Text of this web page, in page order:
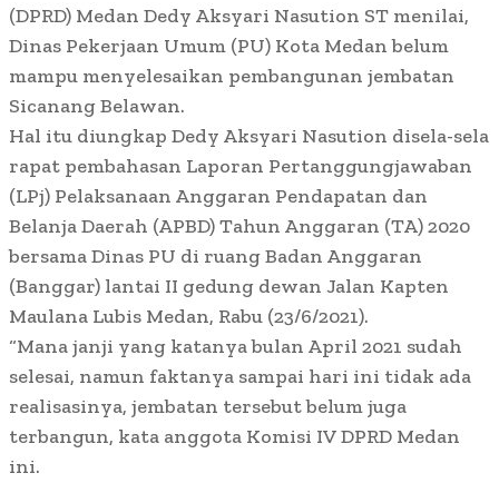
(DPRD) Medan Dedy Aksyari Nasution ST menilai,
Dinas Pekerjaan Umum (PU) Kota Medan belum
mampu menyelesaikan pembangunan jembatan
Sicanang Belawan.
Hal itu diungkap Dedy Aksyari Nasution disela-sela
rapat pembahasan Laporan Pertanggungjawaban
(LPj) Pelaksanaan Anggaran Pendapatan dan
Belanja Daerah (APBD) Tahun Anggaran (TA) 2020
bersama Dinas PU di ruang Badan Anggaran
(Banggar) lantai II gedung dewan Jalan Kapten
Maulana Lubis Medan, Rabu (23/6/2021).
“Mana janji yang katanya bulan April 2021 sudah
selesai, namun faktanya sampai hari ini tidak ada
realisasinya, jembatan tersebut belum juga
terbangun, kata anggota Komisi IV DPRD Medan
ini.